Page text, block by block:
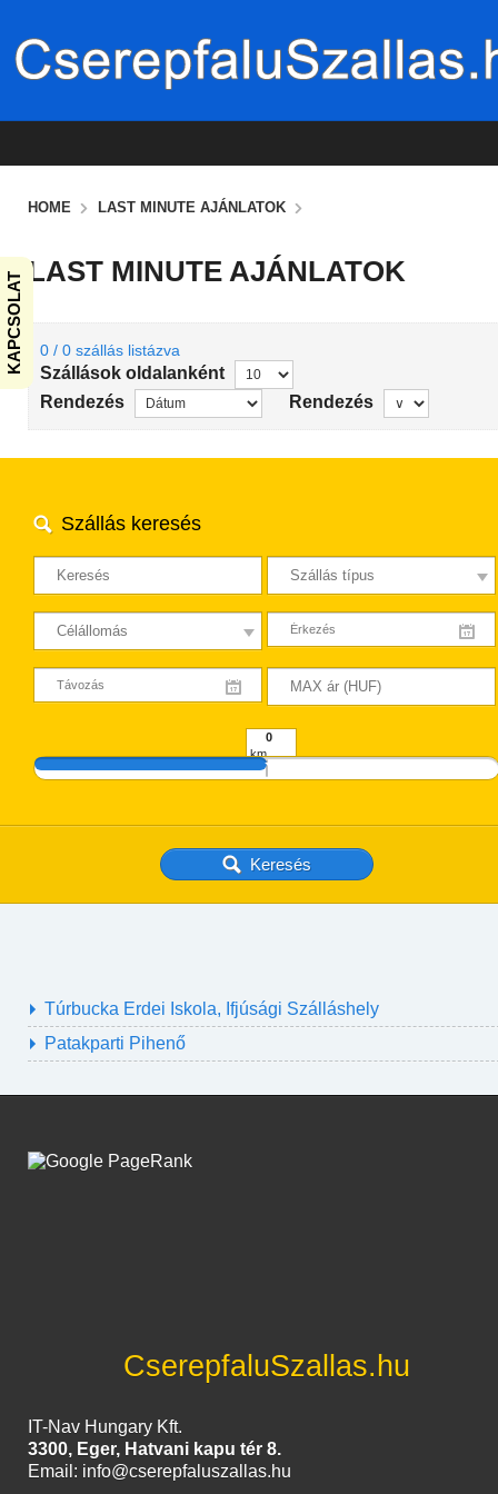
HOME LAST MINUTE AJÁNLATOK
LAST MINUTE AJÁNLATOK
0 / 0 szállás listázva
Szállások oldalanként
Rendezés
Rendezés
Szállás keresés
km
Túrbucka Erdei Iskola, Ifjúsági Szálláshely
Patakparti Pihenő
CserepfaluSzallas.hu
IT-Nav Hungary Kft.
3300, Eger, Hatvani kapu tér 8.
Email: info@cserepfaluszallas.hu
KAPCSOLAT